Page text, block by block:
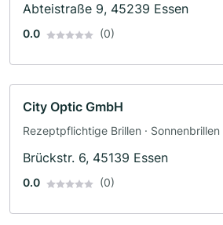
Abteistraße 9, 45239 Essen
0.0 (0)
City Optic GmbH
Rezeptpflichtige Brillen · Sonnenbrillen
Brückstr. 6, 45139 Essen
0.0 (0)